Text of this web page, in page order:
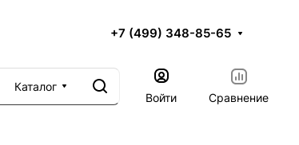
+7 (499) 348-85-65
Каталог
Войти
Сравнение